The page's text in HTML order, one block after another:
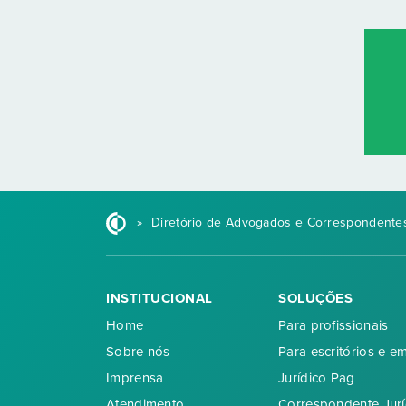
» Diretório de Advogados e
INSTITUCIONAL
Home
Sobre nós
Imprensa
SOLUÇÕES
Para profissionais
Para escritórios e
Jurídico Pag